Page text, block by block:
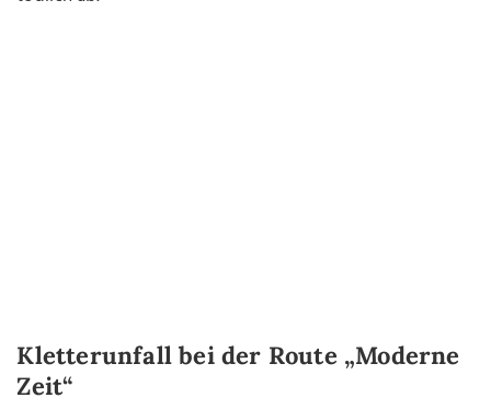
Kletterunfall bei der Route „Moderne
Zeit“